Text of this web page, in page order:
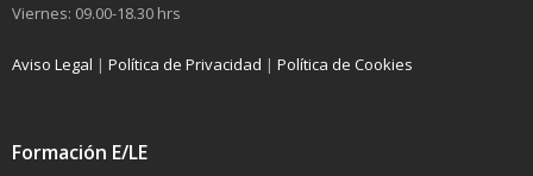
Viernes: 09.00-18.30 hrs
Aviso Legal | Política de Privacidad | Política de Cookies
Formación E/LE